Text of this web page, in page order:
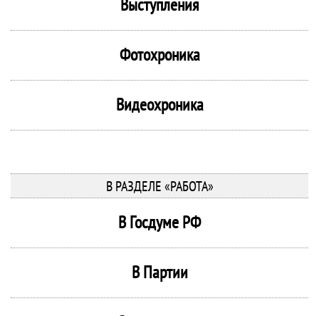
Выступления
Фотохроника
Видеохроника
В РАЗДЕЛЕ «РАБОТА»
В Госдуме РФ
В Партии